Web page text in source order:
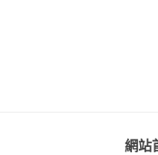
網站